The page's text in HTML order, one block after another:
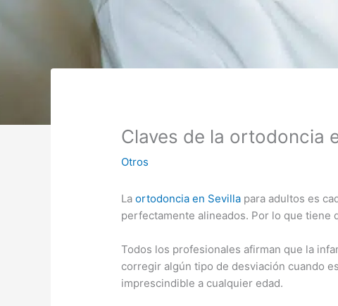
Claves de la ortodoncia
Otros
Laortodoncia en Sevilla para adultos es
perfectamente alineados. Por lo que tiene
Todos los profesionales afirman que la
corregir algún tipo de desviación cuando
imprescindible a cualquier edad.